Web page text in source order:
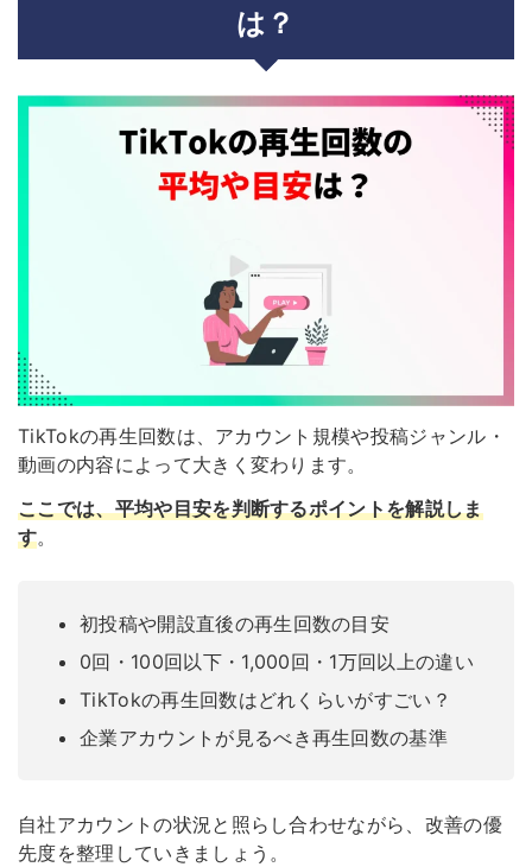
は？
TikTokの再生回数は、アカウント規模や投稿ジャンル・
動画の内容によって大きく変わります。
ここでは、平均や目安を判断するポイントを解説しま
す。
初投稿や開設直後の再生回数の目安
0回・100回以下・1,000回・1万回以上の違い
TikTokの再生回数はどれくらいがすごい？
企業アカウントが見るべき再生回数の基準
自社アカウントの状況と照らし合わせながら、改善の優
先度を整理していきましょう。